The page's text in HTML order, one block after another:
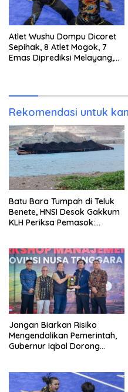
Atlet Wushu Dompu Dicoret
Sepihak, 8 Atlet Mogok, 7
Emas Diprediksi Melayang,
Rekomendasi untuk
Batu Bara Tumpah di Teluk
Benete, HNSI Desak Gakkum
KLH Periksa Pemasok:
Jangan Biarkan Risiko
Mengendalikan Pemerintah,
Gubernur Iqbal Dorong